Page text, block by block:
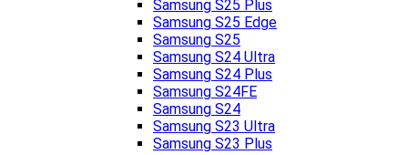
Samsung S25 Plus
Samsung S25 Edge
Samsung S25
Samsung S24 Ultra
Samsung S24 Plus
Samsung S24FE
Samsung S24
Samsung S23 Ultra
Samsung S23 Plus